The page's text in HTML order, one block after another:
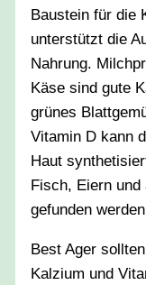
Baustein für die
unterstützt die
Nahrung.
Käse sind gute
grünes
Vitamin D kann
Haut
Fisch, Eiern und
gefunden
Best Ager
Kalzium und